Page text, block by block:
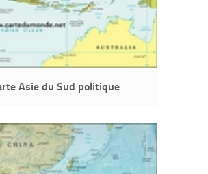
Asie du Sud politique